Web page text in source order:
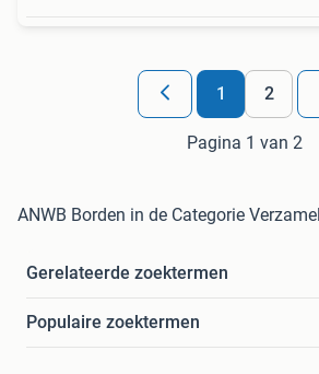
1 2
Pagina 1 van 2
ANWB Borden in de Categorie
Gerelateerde zoektermen
Populaire zoektermen